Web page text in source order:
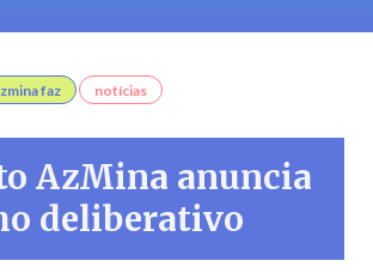
faz notícias
AzMina anuncia
deliberativo